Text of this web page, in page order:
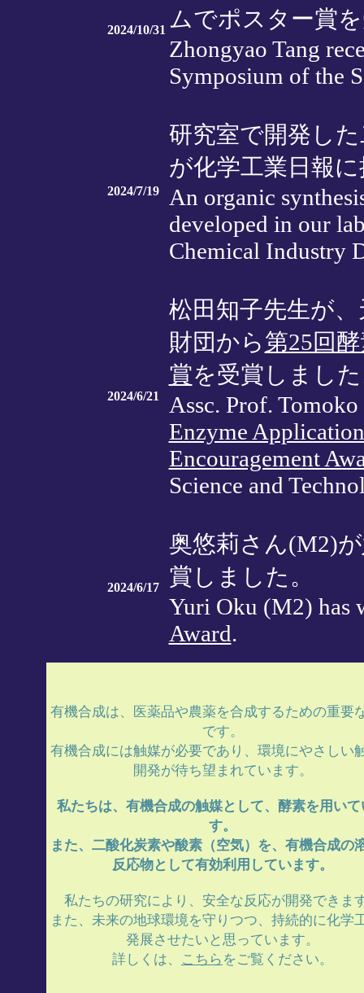
2024/10/31 ムでポスター賞
Zhongyao Tang
Symposium of the
2024/7/19
研究室で開発し
が化学工業日報
An organic
developed in our
Chemical Industry
2024/6/21
松田知子先生が
財団から第25回
賞を受賞しまし
Assc. Prof.
Enzyme
Encouragement
Science and
2024/6/17
奥悠莉さん(M2)が
賞しました。
Yuri Oku (M2) has
Award.
有機合成は、医薬品や農薬を合成するための重要
です。
有機合成には触媒が必要であり、環境にやさしい
開発が待ち望まれています。
私たちは、有機合成の触媒として、酵素を用いて
す。
また、二酸化炭素や酸素（空気）を、有機合成の
反応物として有効利用しています。
私たちの研究により、安全な反応が開発できま
また、未来の地球環境を守りつつ、持続的に化学
発展させたいと思っています。
詳しくは、
こちら をご覧ください。